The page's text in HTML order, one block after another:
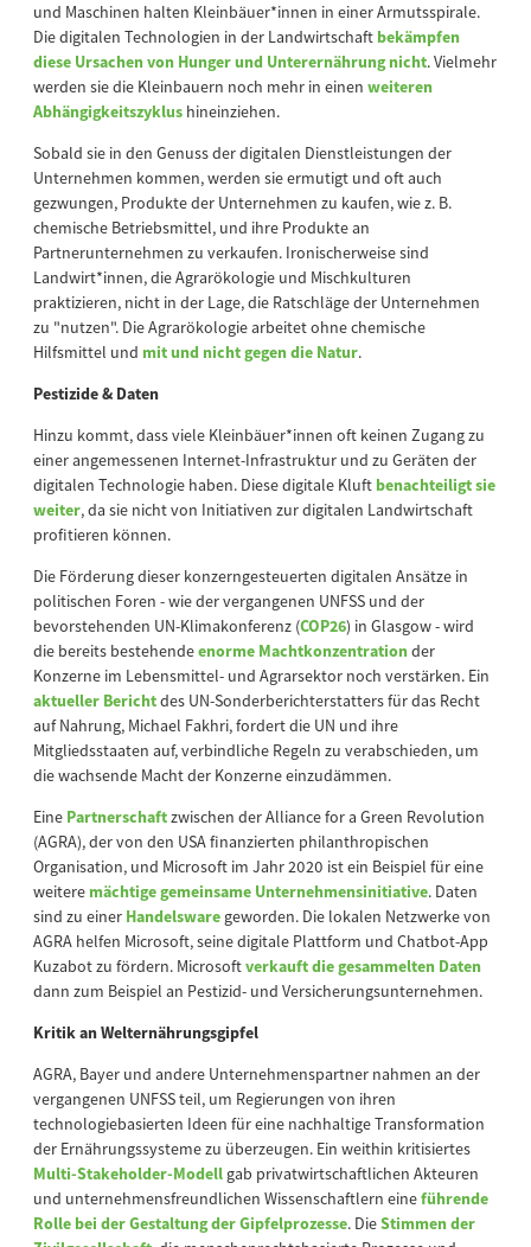
und Maschinen halten Kleinbäuer*innen in einer Armutsspirale.
Die digitalen Technologien in der Landwirtschaft bekämpfen
diese Ursachen von Hunger und Unterernährung nicht. Vielmehr
werden sie die Kleinbauern noch mehr in einen weiteren
Abhängigkeitszyklus hineinziehen.
Sobald sie in den Genuss der digitalen Dienstleistungen der
Unternehmen kommen, werden sie ermutigt und oft auch
gezwungen, Produkte der Unternehmen zu kaufen, wie z. B.
chemische Betriebsmittel, und ihre Produkte an
Partnerunternehmen zu verkaufen. Ironischerweise sind
Landwirt*innen, die Agrarökologie und Mischkulturen
praktizieren, nicht in der Lage, die Ratschläge der Unternehmen
zu "nutzen". Die Agrarökologie arbeitet ohne chemische
Hilfsmittel und mit und nicht gegen die Natur.
Pestizide & Daten
Hinzu kommt, dass viele Kleinbäuer*innen oft keinen Zugang zu
einer angemessenen Internet-Infrastruktur und zu Geräten der
digitalen Technologie haben. Diese digitale Kluft benachteiligt sie
weiter, da sie nicht von Initiativen zur digitalen Landwirtschaft
profitieren können.
Die Förderung dieser konzerngesteuerten digitalen Ansätze in
politischen Foren - wie der vergangenen UNFSS und der
bevorstehenden UN-Klimakonferenz (COP26) in Glasgow - wird
die bereits bestehendeenorme Machtkonzentrationder
Konzerne im Lebensmittel- und Agrarsektor noch verstärken. Ein
aktueller Berichtdes UN-Sonderberichterstatters für das Recht
auf Nahrung, Michael Fakhri, fordert die UN und ihre
Mitgliedsstaaten auf, verbindliche Regeln zu verabschieden, um
die wachsende Macht der Konzerne einzudämmen.
Eine Partnerschaftzwischen der Alliance for a Green Revolution
(AGRA), der von den USA finanzierten philanthropischen
Organisation, und Microsoft im Jahr 2020 ist ein Beispiel für eine
weitere mächtige gemeinsame Unternehmensinitiative. Daten
sind zu einer Handelsware geworden. Die lokalen Netzwerke von
AGRA helfen Microsoft, seine digitale Plattform und Chatbot-App
Kuzabot zu fördern. Microsoftverkauft die gesammelten Daten
dann zum Beispiel an Pestizid- und Versicherungsunternehmen.
Kritik an Welternährungsgipfel
AGRA, Bayer und andere Unternehmenspartner nahmen an der
vergangenen UNFSS teil, um Regierungen von ihren
technologiebasierten Ideen für eine nachhaltige Transformation
der Ernährungssysteme zu überzeugen. Ein weithin kritisiertes
Multi-Stakeholder-Modell gab privatwirtschaftlichen Akteuren
und unternehmensfreundlichen Wissenschaftlern eineführende
Rolle bei der Gestaltung der Gipfelprozesse. DieStimmen der